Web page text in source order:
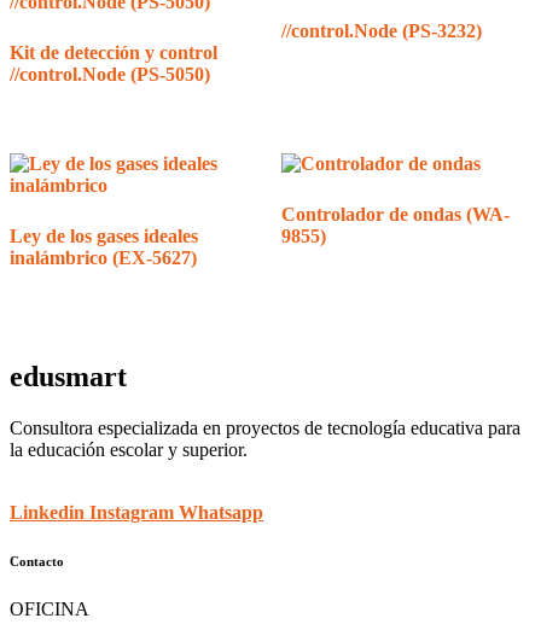
Kit de detección y control
//control.Node (PS-5050)
//control.Node (PS-3232)
Ley de los gases ideales
inalámbrico (EX-5627)
Controlador de ondas (WA-
9855)
edusmart
Consultora especializada en proyectos de tecnología educativa para
la educación escolar y superior.
Linkedin Instagram Whatsapp
Contacto
OFICINA